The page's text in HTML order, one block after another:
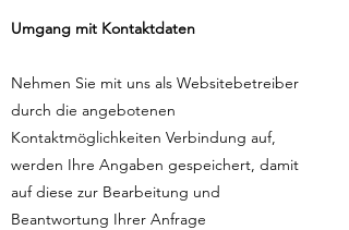
Umgang mit Kontaktdaten
Nehmen Sie mit uns als Websitebetreiber
durch die angebotenen
Kontaktmöglichkeiten Verbindung auf,
werden Ihre Angaben gespeichert, damit
auf diese zur Bearbeitung und
Beantwortung Ihrer Anfrage